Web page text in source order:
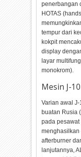
penerbangan
HOTAS
tempur dari
kokpit
display
layar
monokrom).
Mesin J-10
Varian awal
buatan Rusia
pada pesawat
menghasilkan
afterburner
lanjutannya,